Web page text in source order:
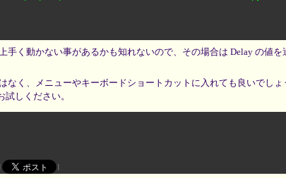
手く動かない事があるかも知れないので、その場合は Delay の値を
なく、メニューやキーボードショートカットに入れても良いでし
試しください。